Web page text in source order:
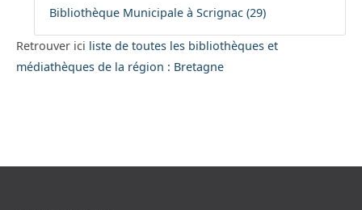
Bibliothèque Municipale à Scrignac (29)
Retrouver ici liste de toutes les bibliothèques et
médiathèques de la région : Bretagne